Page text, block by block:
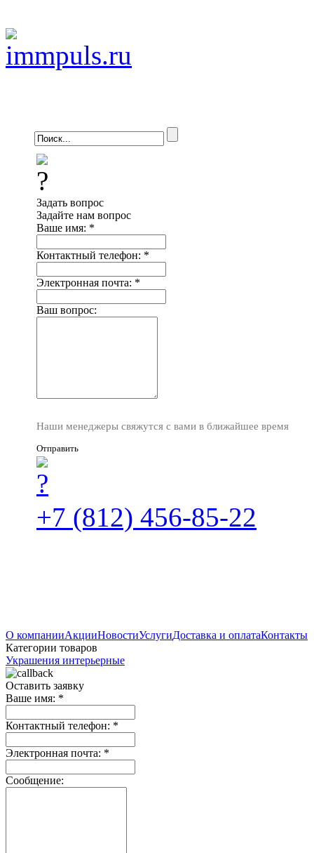
Задать вопрос
Задайте нам вопрос
Ваше имя: *
Контактный телефон: *
Электронная почта: *
Ваш вопрос:
Наши менеджеры свяжутся с вами в ближайшее время
Отправить
+7 (812) 456-85-22
О компанииАкцииНовостиУслугиДоставка и оплатаКонтакты
Категории товаров
Украшения интерьерные
Оставить заявку
Ваше имя: *
Контактный телефон: *
Электронная почта: *
Сообщение: